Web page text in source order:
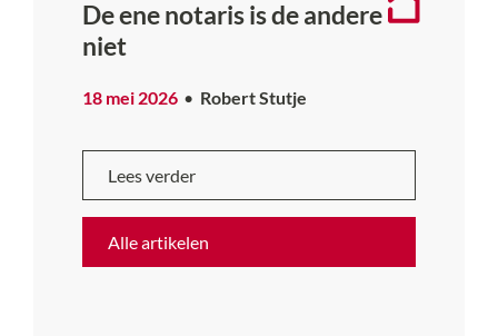
De ene notaris is de andere
niet
18 mei 2026 Robert Stutje
Lees verder
Alle artikelen